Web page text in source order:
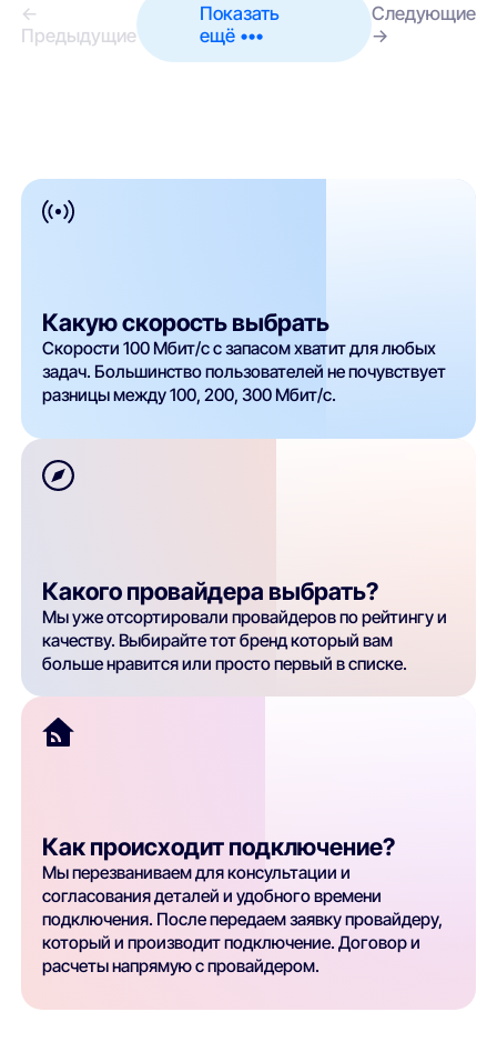
←
Предыдущие
Показать
ещё •••
Следующие
→
Какую скорость выбрать
Скорости 100 Мбит/с с запасом хватит для любых
задач. Большинство пользователей не почувствует
разницы между 100, 200, 300 Мбит/с.
Какого провайдера выбрать?
Мы уже отсортировали провайдеров по рейтингу и
качеству. Выбирайте тот бренд который вам
больше нравится или просто первый в списке.
Как происходит подключение?
Мы перезваниваем для консультации и
согласования деталей и удобного времени
подключения. После передаем заявку провайдеру,
который и производит подключение. Договор и
расчеты напрямую с провайдером.